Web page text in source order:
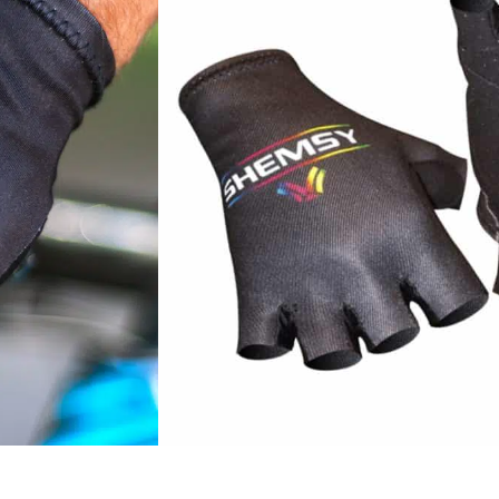
grip.
sur stock !
sous 3 jours ouvrés